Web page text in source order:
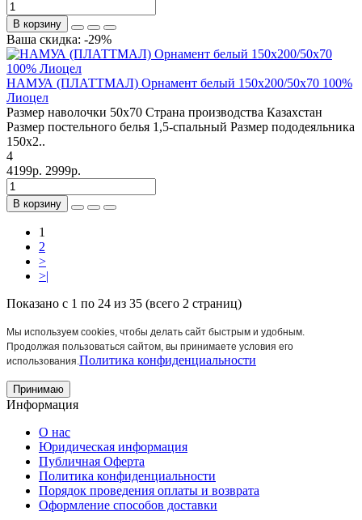
В корзину
Ваша скидка: -29%
НАМУА (ПЛАТТМАЛ) Орнамент белый 150х200/50х70 100%
Лиоцел
Размер наволочки 50х70 Страна производства Казахстан
Размер постельного белья 1,5-спальный Размер пододеяльника
150х2..
4
4199р. 2999р.
В корзину
1
2
>
>|
Показано с 1 по 24 из 35 (всего 2 страниц)
Мы используем cookies, чтобы делать сайт быстрым и удобным.
Продолжая пользоваться сайтом, вы принимаете условия его
использования.Политика конфиденциальности
Принимаю
Информация
О нас
Юридическая информация
Публичная Оферта
Политика конфиденциальности
Порядок проведения оплаты и возврата
Оформление способов доставки